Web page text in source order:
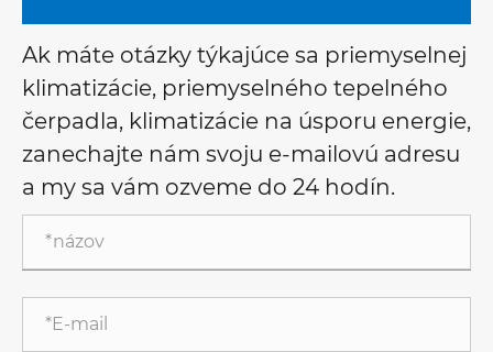
Ak máte otázky týkajúce sa priemyselnej
klimatizácie, priemyselného tepelného
čerpadla, klimatizácie na úsporu energie,
zanechajte nám svoju e-mailovú adresu
a my sa vám ozveme do 24 hodín.